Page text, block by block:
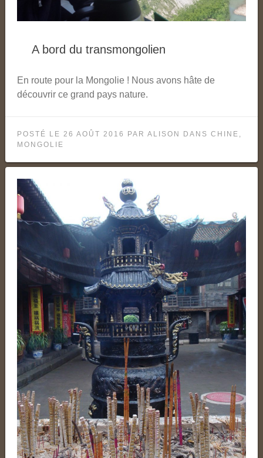
A bord du transmongolien
En route pour la Mongolie ! Nous avons hâte de
découvrir ce grand pays nature.
POSTÉ LE 26 AOÛT 2016 PAR ALISON DANS CHINE
MONGOLIE